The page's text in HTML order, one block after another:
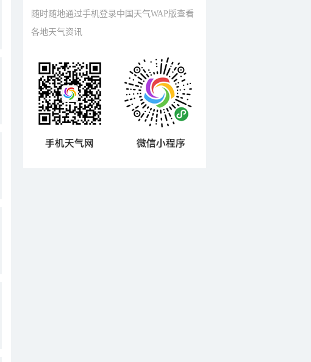
随时随地通过手机登录中国天气WAP版查看
各地天气资讯